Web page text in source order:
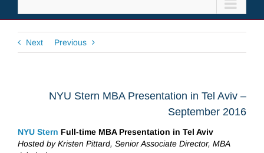
Previous
Next
NYU Stern MBA Presentation in Tel Aviv –
September 2016
NYU Stern Full-time MBA Presentation in Tel Aviv
Hosted by Kristen Pittard, Senior Associate Director, MBA